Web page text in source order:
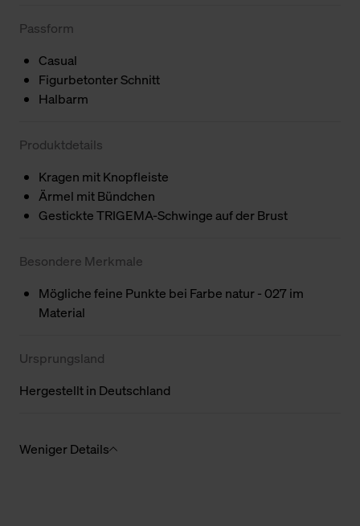
Passform
Casual
Figurbetonter Schnitt
Halbarm
Produktdetails
Kragen mit Knopfleiste
Ärmel mit Bündchen
Gestickte TRIGEMA-Schwinge auf der Brust
Besondere Merkmale
Mögliche feine Punkte bei Farbe natur - 027 im
Material
Ursprungsland
Hergestellt in Deutschland
Weniger Details